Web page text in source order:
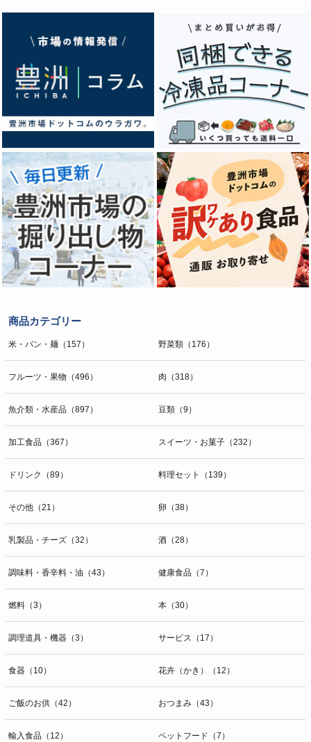
商品カテゴリー
米・パン・麺（157） 野菜類（176）
フルーツ・果物（496） 肉（318）
魚介類・水産品（897） 豆類（9）
加工食品（367） スイーツ・お菓子（232）
ドリンク（89） 料理セット（139）
その他（21） 卵（38）
乳製品・チーズ（32） 酒（28）
調味料・香辛料・油（43） 健康食品（7）
燃料（3） 本（30）
調理道具・機器（3） サービス（17）
食器（10） 花卉（かき）（12）
ご飯のお供（42） おつまみ（43）
輸入食品（12） ペットフード（7）